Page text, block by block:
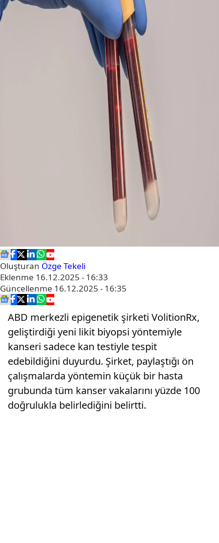
Oluşturan Özge Tekeli
Eklenme 16.12.2025 - 16:33
Güncellenme 16.12.2025 - 16:35
ABD merkezli epigenetik şirketi VolitionRx,
geliştirdiği yeni likit biyopsi yöntemiyle
kanseri sadece kan testiyle tespit
edebildiğini duyurdu. Şirket, paylaştığı ön
çalışmalarda yöntemin küçük bir hasta
grubunda tüm kanser vakalarını yüzde 100
doğrulukla belirlediğini belirtti.